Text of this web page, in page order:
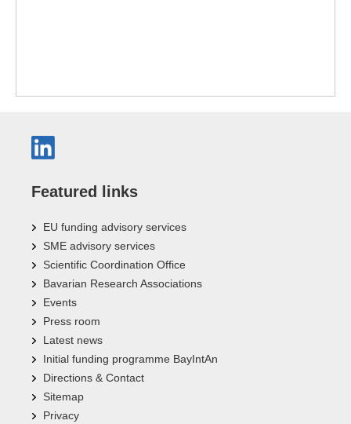
Featured links
EU funding advisory services
SME advisory services
Scientific Coordination Office
Bavarian Research Associations
Events
Press room
Latest news
Initial funding programme BayIntAn
Directions & Contact
Sitemap
Privacy